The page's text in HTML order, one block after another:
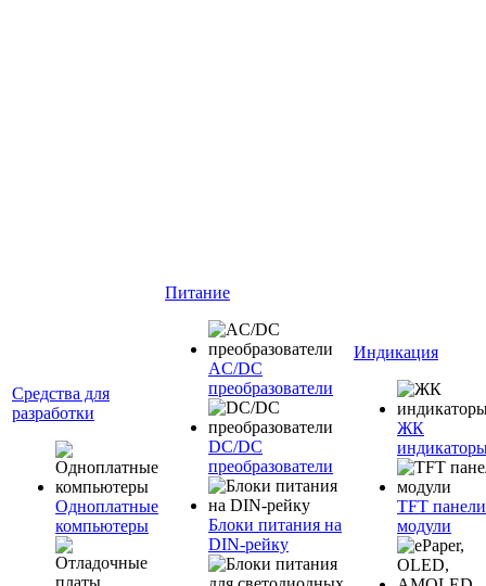
Средства для
разработки
Одноплатные
компьютеры
Питание
AC/DC
преобразователи
DC/DC
преобразователи
Блоки питания на
DIN-рейку
Индикация
ЖК
TFT
модули